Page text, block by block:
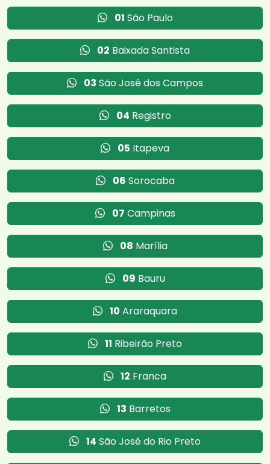
01 São Paulo
02 Baixada Santista
03 São José dos Campos
04 Registro
05 Itapeva
06 Sorocaba
07 Campinas
08 Marília
09 Bauru
10 Araraquara
11 Ribeirão Preto
12 Franca
13 Barretos
14 São José do Rio Preto